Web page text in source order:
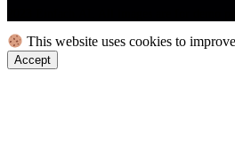
This website uses cookies to
Accept